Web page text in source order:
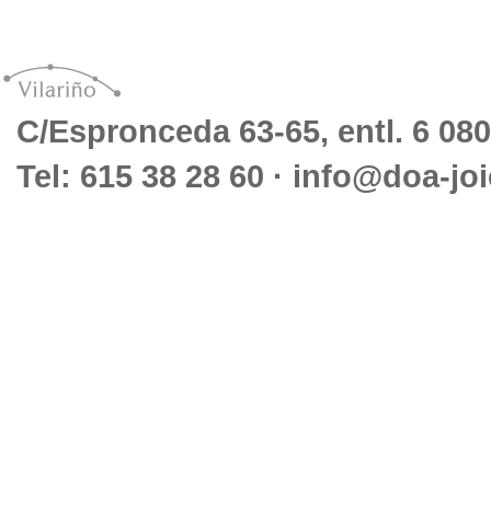
C/Espronceda 63-65, entl. 6
Tel: 615 38 28 60 · info@doa-